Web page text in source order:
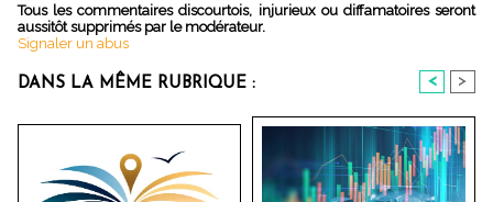
Tous les commentaires discourtois, injurieux ou diffamatoires seront
aussitôt supprimés par le modérateur.
Signaler un abus
DANS LA MÊME RUBRIQUE : < >